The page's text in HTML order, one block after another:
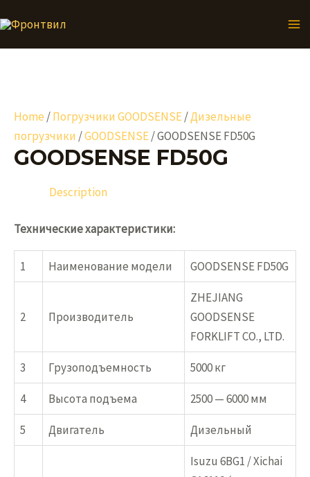
к
содержимому
Home /Погрузчики GOODSENSE/Дизельные
погрузчики /GOODSENSE/ GOODSENSE FD50G
GOODSENSE FD50G
Description
Технические характеристики:
1 Наименование модели GOODSENSE FD50G
2 Производитель
ZHEJIANG
GOODSENSE
FORKLIFT CO., LTD.
3 Грузоподъемность 5000 кг
4 Высота подъема 2500 — 6000 мм
5 Двигатель Дизельный
Isuzu 6BG1 / Xichai